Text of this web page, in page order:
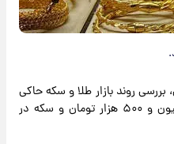
بررسی روند بازار طلا و سکه حاکی
از آن است که طلا در کانال ۷ میلیون و ۵۰۰ هزار تومان و سکه در